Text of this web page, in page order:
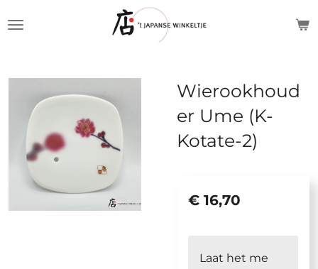
de
hoofdinhoud
Wierookhoud
er Ume (K-
Kotate-2)
€ 16,70
Laat het me